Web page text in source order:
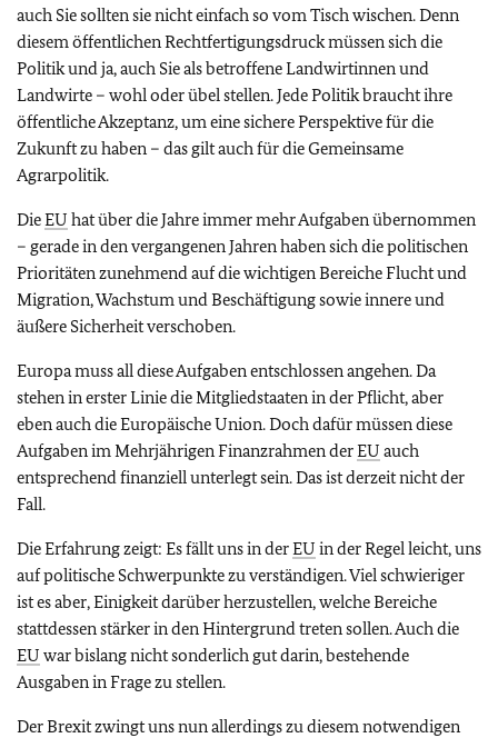
auch Sie sollten sie nicht einfach so vom Tisch wischen. Denn
diesem öffentlichen Rechtfertigungsdruck müssen sich die
Politik und ja, auch Sie als betroffene Landwirtinnen und
Landwirte – wohl oder übel stellen. Jede Politik braucht ihre
öffentliche Akzeptanz, um eine sichere Perspektive für die
Zukunft zu haben – das gilt auch für die Gemeinsame
Agrarpolitik.
DieEU hat über die Jahre immer mehr Aufgaben übernommen
– gerade in den vergangenen Jahren haben sich die politischen
Prioritäten zunehmend auf die wichtigen Bereiche Flucht und
Migration, Wachstum und Beschäftigung sowie innere und
äußere Sicherheit verschoben.
Europa muss all diese Aufgaben entschlossen angehen. Da
stehen in erster Linie die Mitgliedstaaten in der Pflicht, aber
eben auch die Europäische Union. Doch dafür müssen diese
Aufgaben im Mehrjährigen Finanzrahmen derEU auch
entsprechend finanziell unterlegt sein. Das ist derzeit nicht der
Fall.
Die Erfahrung zeigt: Es fällt uns in derEU in der Regel leicht, uns
auf politische Schwerpunkte zu verständigen. Viel schwieriger
ist es aber, Einigkeit darüber herzustellen, welche Bereiche
stattdessen stärker in den Hintergrund treten sollen. Auch die
EU war bislang nicht sonderlich gut darin, bestehende
Ausgaben in Frage zu stellen.
Der Brexit zwingt uns nun allerdings zu diesem notwendigen